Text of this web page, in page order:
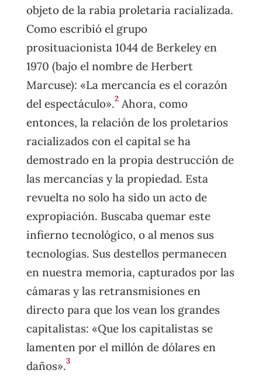
objeto de la rabia proletaria racializada.
Como escribió el grupo
prosituacionista 1044 de Berkeley en
1970 (bajo el nombre de Herbert
Marcuse): «La mercancía es el corazón
del espectáculo».2Ahora, como
entonces, la relación de los proletarios
racializados con el capital se ha
demostrado en la propia destrucción de
las mercancías y la propiedad. Esta
revuelta no solo ha sido un acto de
expropiación. Buscaba quemar este
infierno tecnológico, o al menos sus
tecnologías. Sus destellos permanecen
en nuestra memoria, capturados por las
cámaras y las retransmisiones en
directo para que los vean los grandes
capitalistas: «Que los capitalistas se
lamenten por el millón de dólares en
daños».3